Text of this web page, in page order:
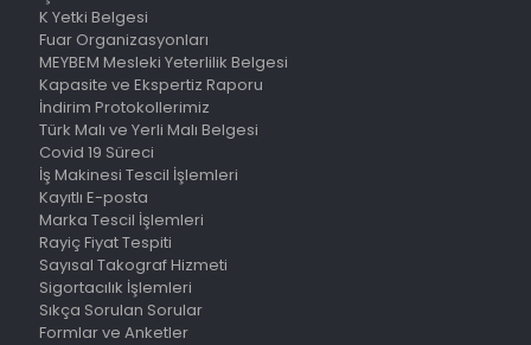
K Yetki Belgesi
Fuar Organizasyonları
MEYBEM Mesleki Yeterlilik Belgesi
Kapasite ve Ekspertiz Raporu
İndirim Protokollerimiz
Türk Malı ve Yerli Malı Belgesi
Covid 19 Süreci
İş Makinesi Tescil İşlemleri
Kayıtlı E-posta
Marka Tescil İşlemleri
Rayiç Fiyat Tespiti
Sayısal Takograf Hizmeti
Sigortacılık İşlemleri
Sıkça Sorulan Sorular
Formlar ve Anketler